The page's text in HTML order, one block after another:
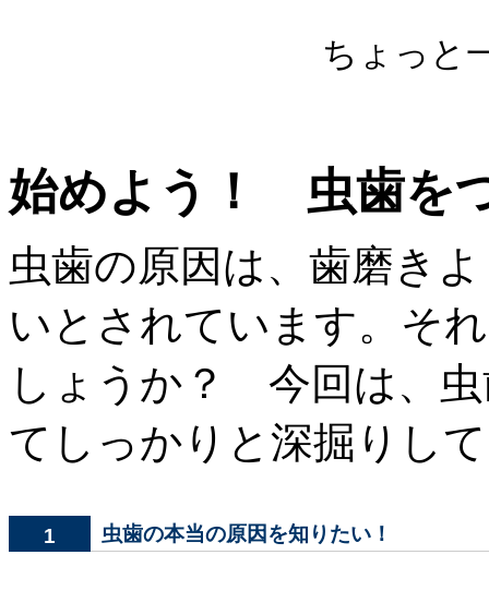
ちょっと
始めよう！ 虫歯を
虫歯の原因は、歯磨き
いとされています。そ
しょうか？ 今回は、
てしっかりと深掘りし
1 虫歯の本当の原因を知りたい！